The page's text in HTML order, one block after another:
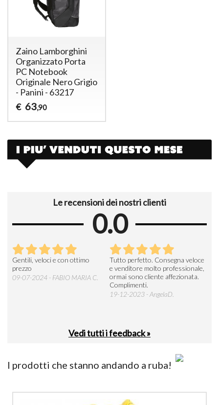
Zaino Lamborghini
Organizzato Porta
PC Notebook
Originale Nero Grigio
- Panini - 63217
€ 63,90
Le recensioni dei nostri clienti
0.0
Gentili, veloci e con ottimo
prezzo
09-07-2024 - FABIO MARIA C.
Tutto perfetto. Consegna veloce
e venditore molto professionale,
ormai sono cliente affezionata.
Complimenti.
19-12-2023 - AngelaD.
Vedi tutti i feedback »
I prodotti che stanno andando a ruba!